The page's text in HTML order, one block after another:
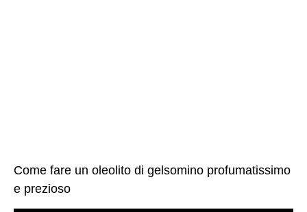
Come fare un oleolito di gelsomino profumatissimo
e prezioso